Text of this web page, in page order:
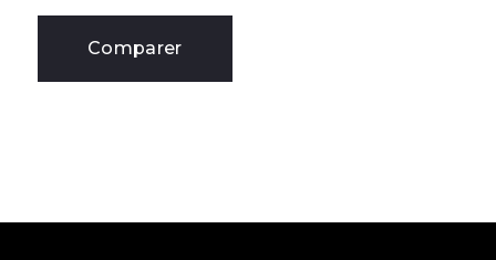
Comparer